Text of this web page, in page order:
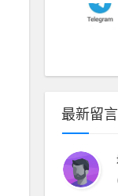
最新留言